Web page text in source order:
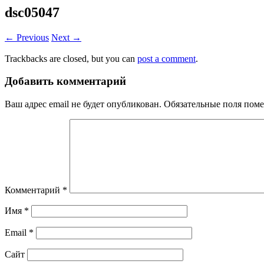
dsc05047
← Previous Next →
Trackbacks are closed, but you can post a comment.
Добавить комментарий
Ваш адрес email не будет опубликован. Обязательные поля
Комментарий *
Имя *
Email *
Сайт